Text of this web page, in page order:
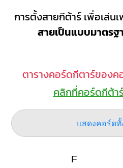
การตั้งสายกีต้าร์ เพื่อเล่น
สายเป็นแบบมาตรฐ
ตารางคอร์ดกีตาร์ของค
คลิกที่คอร์ดกีต้า
แสดงคอร์ด
F